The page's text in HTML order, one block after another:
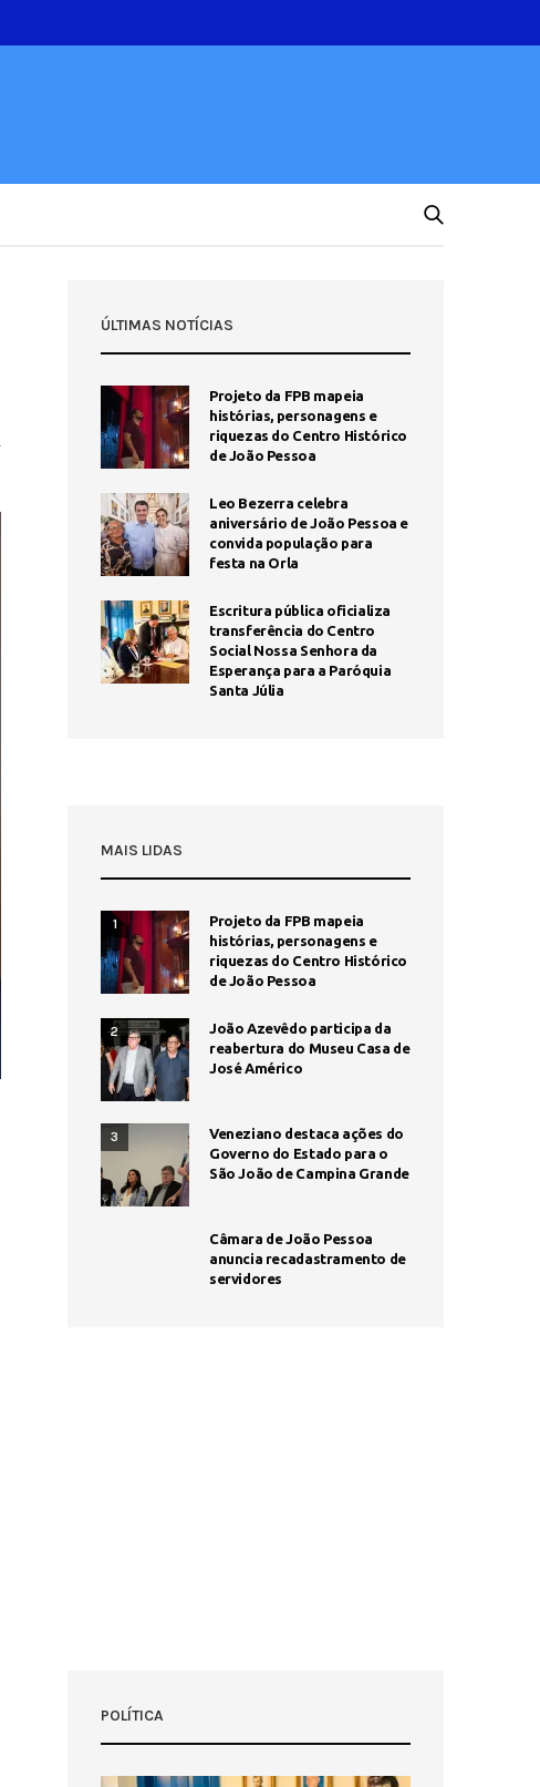
ÚLTIMAS NOTÍCIAS
Projeto da FPB mapeia
histórias, personagens e
riquezas do Centro Histórico
de João Pessoa
Leo Bezerra celebra
aniversário de João Pessoa e
convida população para
festa na Orla
Escritura pública oficializa
transferência do Centro
Social Nossa Senhora da
Esperança para a Paróquia
Santa Júlia
MAIS LIDAS
1
Projeto da FPB mapeia
histórias, personagens e
riquezas do Centro Histórico
de João Pessoa
2
João Azevêdo participa da
reabertura do Museu Casa de
José Américo
3
Veneziano destaca ações do
Governo do Estado para o
São João de Campina Grande
Câmara de João Pessoa
anuncia recadastramento de
servidores
POLÍTICA